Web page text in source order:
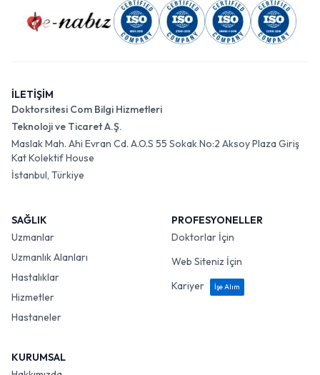
İLETİŞİM
Doktorsitesi Com Bilgi Hizmetleri
Teknoloji ve Ticaret A.Ş.
Maslak Mah. Ahi Evran Cd. A.O.S 55 Sokak No:2 Aksoy Plaza Giriş
Kat Kolektif House
İstanbul, Türkiye
SAĞLIK
Uzmanlar
Uzmanlık Alanları
Hastalıklar
Hizmetler
Hastaneler
PROFESYONELLER
Doktorlar İçin
Web Siteniz İçin
Kariyer
İşe Alım
KURUMSAL